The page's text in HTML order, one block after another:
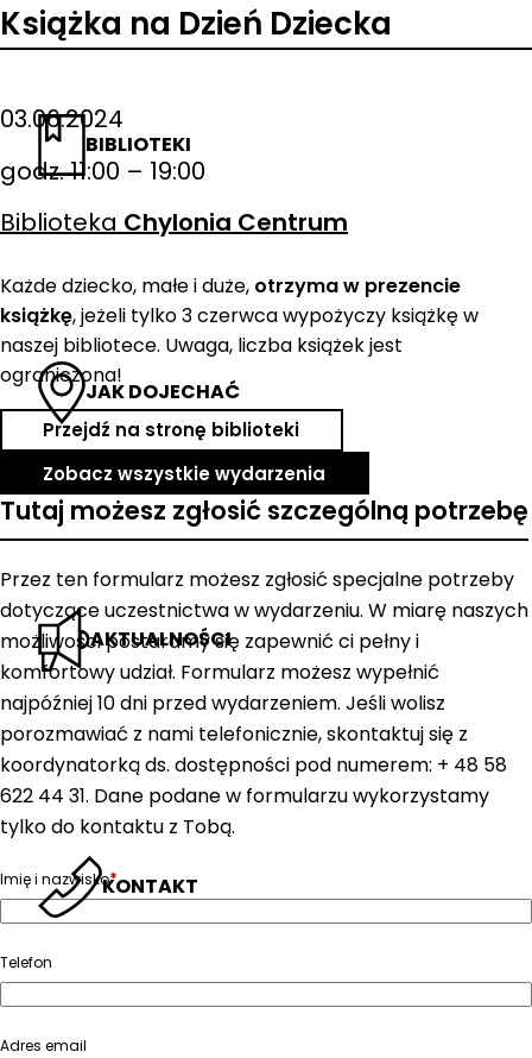
BIBLIOTEKI
JAK DOJECHAĆ
AKTUALNOŚCI
KONTAKT
Książka na Dzień Dziecka
03.06.2024
godz. 11:00 – 19:00
Biblioteka Chylonia Centrum
Każde dziecko, małe i duże, otrzyma w prezencie
książkę, jeżeli tylko 3 czerwca wypożyczy książkę w
naszej bibliotece. Uwaga, liczba książek jest
ograniczona!
Przejdź na stronę biblioteki
Zobacz wszystkie wydarzenia
Tutaj możesz zgłosić szczególną potrzebę
Przez ten formularz możesz zgłosić specjalne potrzeby
dotyczące uczestnictwa w wydarzeniu. W miarę naszych
możliwości postaramy się zapewnić ci pełny i
komfortowy udział. Formularz możesz wypełnić
najpóźniej 10 dni przed wydarzeniem. Jeśli wolisz
porozmawiać z nami telefonicznie, skontaktuj się z
koordynatorką ds. dostępności pod numerem: + 48 58
622 44 31. Dane podane w formularzu wykorzystamy
tylko do kontaktu z Tobą.
Imię i nazwisko*
Telefon
Adres email